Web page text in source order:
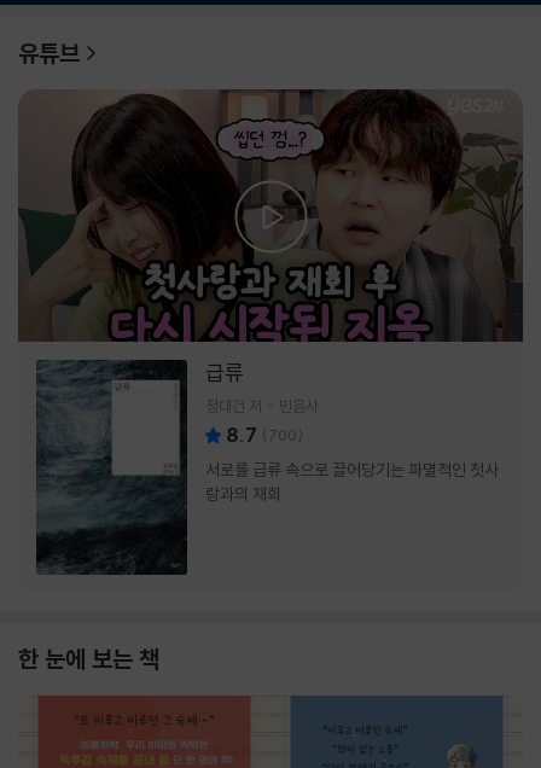
유튜브
급류
정대건 저 민음사
8.7 (700)
서로를 급류 속으로 끌어당기는 파멸적인 첫사
랑과의 재회
한 눈에 보는 책